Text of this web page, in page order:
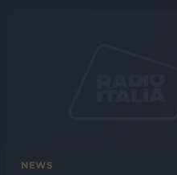
NEWS